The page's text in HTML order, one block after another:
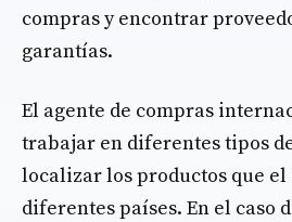
compras y encontrar
garantías.
El agente de compras
trabajar en diferentes tipos
localizar los productos que
diferentes países. En el caso